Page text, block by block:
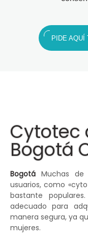
PIDE AQUÍ
Cytotec
Bogotá
Bogotá Muchas de
usuarios, como
bastante
adecuado para
manera segura, ya
mujeres.